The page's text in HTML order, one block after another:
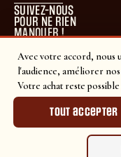
Avec votre accord, nous
l'audience, améliorer
Votre achat reste possible
Tout accepter
SUIVEZ-NOUS
POUR NE RIEN
MANQUER !